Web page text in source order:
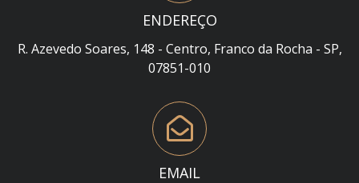
ENDEREÇO
R. Azevedo Soares, 148 - Centro, Franco da Rocha - SP,
07851-010
EMAIL